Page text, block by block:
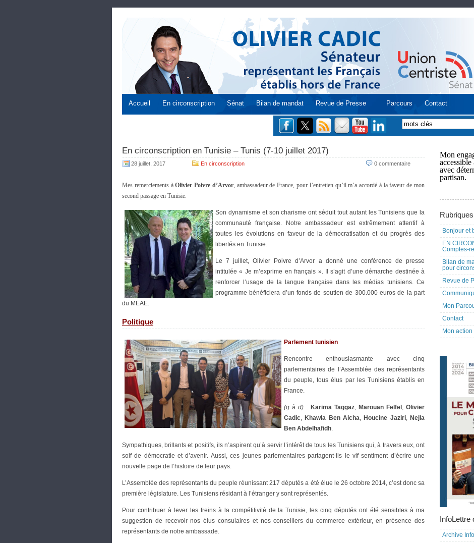
Accueil En circonscription Sénat Bilan de mandat Revue de Presse Parcours Contact
En circonscription en Tunisie – Tunis (7-10 juillet 2017)
28 juillet, 2017 En circonscription 0 commentaire
Mes remerciements àOlivier Poivre d’Arvor, ambassadeur de France, pour l’entretien qu’il m’a accordé à la faveur de mon
second passage en Tunisie.
Son dynamisme et son charisme ont séduit tout autant les Tunisiens que la
communauté française. Notre ambassadeur est extrêmement attentif à
toutes les évolutions en faveur de la démocratisation et du progrès des
libertés en Tunisie.
Le 7 juillet, Olivier Poivre d’Arvor a donné une conférence de presse
intitulée « Je m’exprime en français ». Il s’agit d’une démarche destinée à
renforcer l’usage de la langue française dans les médias tunisiens. Ce
programme bénéficiera d’un fonds de soutien de 300.000 euros de la part
du MEAE.
Politique
Parlement tunisien
Rencontre enthousiasmante avec cinq
parlementaires de l’Assemblée des représentants
du peuple, tous élus par les Tunisiens établis en
France.
(g à d) : Karima Taggaz, Marouan Felfel , Olivier
Cadic, Khawla Ben Aicha, Houcine Jaziri, Nejla
Ben Abdelhafidh.
Sympathiques, brillants et positifs, ils n’aspirent qu’à servir l’intérêt de tous les Tunisiens qui, à travers eux, ont
soif de démocratie et d’avenir. Aussi, ces jeunes parlementaires partagent-ils le vif sentiment d’écrire une
nouvelle page de l’histoire de leur pays.
L’Assemblée des représentants du peuple réunissant 217 députés a été élue le 26 octobre 2014, c’est donc sa
première législature. Les Tunisiens résidant à l’étranger y sont représentés.
Pour contribuer à lever les freins à la compétitivité de la Tunisie, les cinq députés ont été sensibles à ma
suggestion de recevoir nos élus consulaires et nos conseillers du commerce extérieur, en présence des
représentants de notre ambassade.
Mon
avec
partisan.
Rubriques
Bonjour et
EN
Comptes-
Bilan de
pour
Revue de
Mon
Contact
Mon
InfoLettre
Archive